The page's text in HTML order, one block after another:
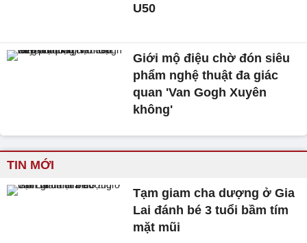
U50
Giới mộ điệu chờ đón siêu
phẩm nghệ thuật đa giác
quan 'Van Gogh Xuyên
không'
TIN MỚI
Tạm giam cha dượng ở Gia
Lai đánh bé 3 tuổi bầm tím
mặt mũi